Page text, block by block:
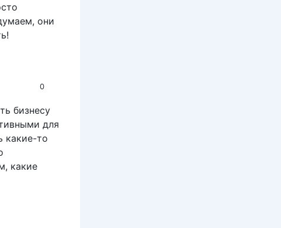
они
0
бизнесу
для
какие-то
какие